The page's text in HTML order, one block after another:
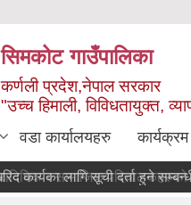
सिमकोट गाउँपालिका
कर्णली प्रदेश,नेपाल सरकार
"उच्च हिमाली, विविधतायुक्त,
वडा कार्यालयहरु
वास